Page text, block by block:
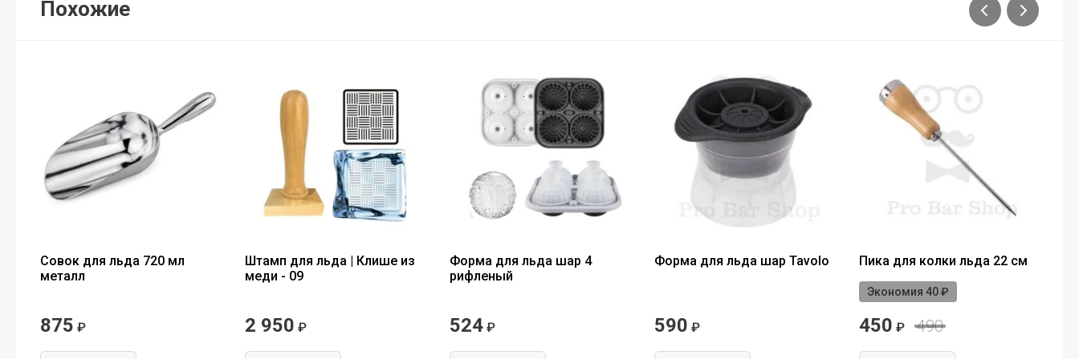
Похожие
Совок для льда 720 мл
металл
875 ₽
Штамп для льда | Клише из
меди - 09
2 950 ₽
Форма для льда шар 4
рифленый
524 ₽
Форма для льда шар Tavolo
590 ₽
Пика для колки льда 22 см
Экономия 40 ₽
450 ₽ 490